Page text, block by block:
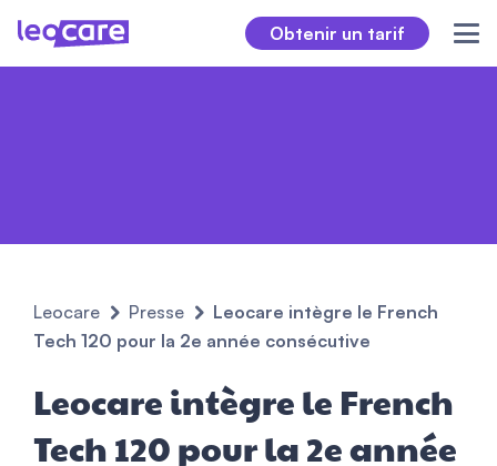
Obtenir un tarif
Leocare Presse
Leocare intègre le French
Tech 120 pour la 2e année consécutive
Leocare intègre le French
Tech 120 pour la 2e année